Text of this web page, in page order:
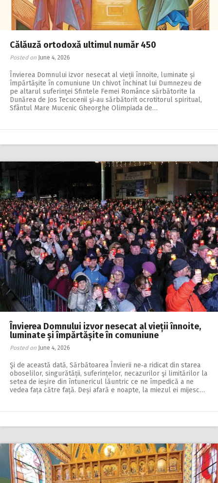
2018
2017
2016
2015
2014
2013
2012
Călăuză ortodoxă ultimul număr 450
Posted on June 4, 2026
Învierea Domnului izvor nesecat al vieții înnoite, luminate și
împărtășite în comuniune Un chivot închinat lui Dumnezeu de
pe altarul suferinţei Sfintele Femei Românce sărbătorite la
Dunărea de Jos Tecucenii şi‑au sărbătorit ocrotitorul spiritual,
Sfântul Mare Mucenic Gheorghe Olimpiada de…
Învierea Domnului izvor nesecat al vieții înnoite,
luminate și împărtășite în comuniune
Posted on June 4, 2026
Şi de această dată, Sărbătoarea Învierii ne‑a ridicat din starea
oboselilor, singurătății, suferințelor, necazurilor şi limitărilor la
setea de ieșire din întunericul lăuntric ce ne împedică a ne
vedea fața către față. Deși afară e noapte, la miezul ei mijesc…